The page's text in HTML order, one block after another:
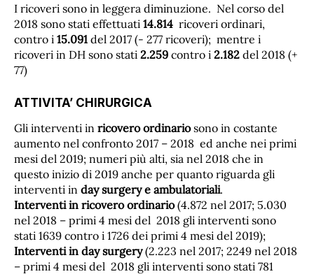
I ricoveri sono in leggera diminuzione. Nel corso del
2018 sono stati effettuati 14.814 ricoveri ordinari,
contro i 15.091 del 2017 (- 277 ricoveri); mentre i
ricoveri in DH sono stati 2.259 contro i 2.182 del 2018 (+
77)
ATTIVITA’ CHIRURGICA
Gli interventi in ricovero ordinariosono in costante
aumento nel confronto 2017 – 2018 ed anche nei primi
mesi del 2019; numeri più alti, sia nel 2018 che in
questo inizio di 2019 anche per quanto riguarda gli
interventi in day surgery e ambulatoriali.
Interventi in ricovero ordinario(4.872 nel 2017; 5.030
nel 2018 – primi 4 mesi del 2018 gli interventi sono
stati 1639 contro i 1726 dei primi 4 mesi del 2019);
Interventi in day surgery(2.223 nel 2017; 2249 nel 2018
– primi 4 mesi del 2018 gli interventi sono stati 781